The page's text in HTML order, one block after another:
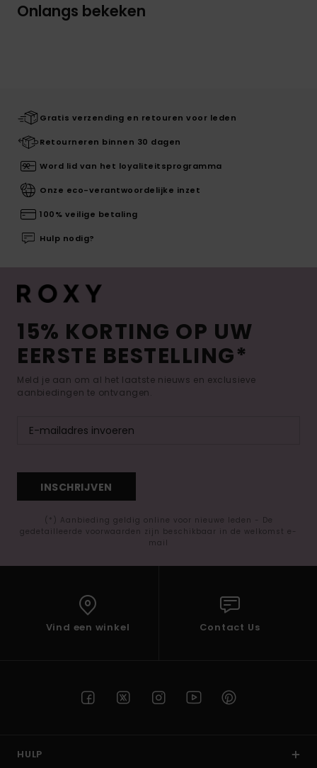
Onlangs bekeken
Gratis verzending en retouren voor leden
Retourneren binnen 30 dagen
Word lid van het loyaliteitsprogramma
Onze eco-verantwoordelijke inzet
100% veilige betaling
Hulp nodig?
15% KORTING OP UW
EERSTE BESTELLING*
Meld je aan om al het laatste nieuws en exclusieve
aanbiedingen te ontvangen.
INSCHRIJVEN
(*) Aanbieding geldig online voor nieuwe leden - De
gedetailleerde voorwaarden zijn beschikbaar in de welkomst e-
mail
Vind een winkel Contact Us
HULP